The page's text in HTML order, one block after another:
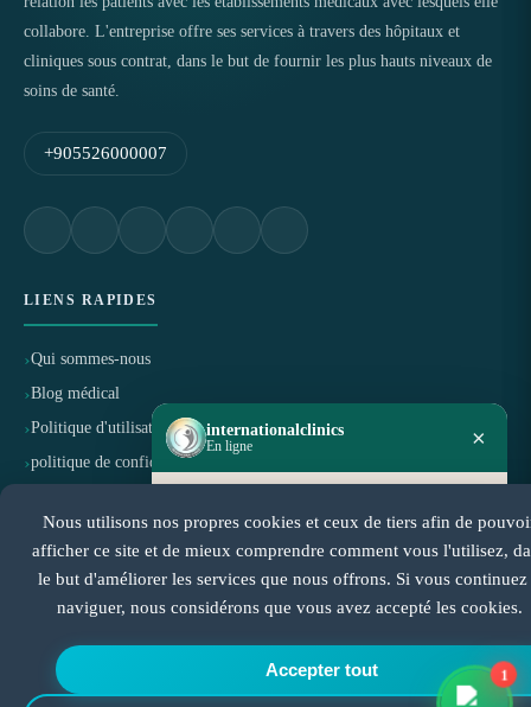
1
internationalclinics
En ligne ×
Démarrez une discussion WhatsApp —
réponse rapide.
Démarrer le chat
collabore. L'entreprise offre ses services à travers des hôpitaux et
cliniques sous contrat, dans le but de fournir les plus hauts niveaux de
soins de santé.
+905526000007
LIENS RAPIDES
Qui sommes-nous
Blog médical
Politique d'utilisation
politique de confidentialité
Nous utilisons nos propres cookies et ceux de tiers afin de
afficher ce site et de mieux comprendre comment vous l'utilisez,
le but d'améliorer les services que nous offrons. Si vous continuez
naviguer, nous considérons que vous avez accepté les cookies.
Accepter tout